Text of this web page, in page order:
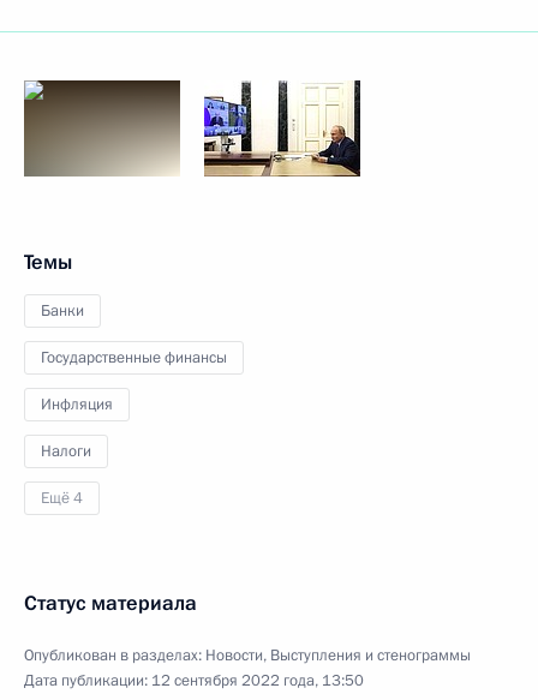
Темы
Банки
Государственные финансы
Инфляция
Налоги
Ещё 4
Статус материала
Опубликован в разделах: Новости, Выступления и стенограммы
Дата публикации: 12 сентября 2022 года, 13:50